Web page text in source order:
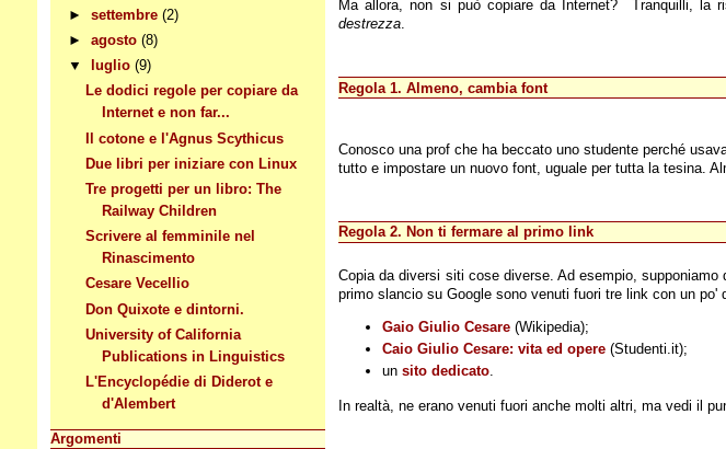
► settembre (2)
► agosto (8)
▼
luglio (9)
Le dodici regole per copiare da
Internet e non far...
Il cotone e l'Agnus Scythicus
Due libri per iniziare con Linux
Tre progetti per un libro: The
Railway Children
Scrivere al femminile nel
Rinascimento
Cesare Vecellio
Don Quixote e dintorni.
University of California
Publications in Linguistics
L'Encyclopédie di Diderot e
d'Alembert
Argomenti
Ma allora, non si può copiare da Internet? Tranquilli, la
destrezza
Regola 1. Almeno, cambia font
Conosco una prof che ha beccato uno studente perché
tutto e impostare un nuovo font, uguale per tutta la tesina.
Regola 2. Non ti fermare al primo link
Copia da diversi siti cose diverse. Ad esempio,
primo slancio su Google sono venuti fuori tre link con un po'
Gaio Giulio Cesare (Wikipedia);
Caio Giulio Cesare: vita ed opere (Studenti.it);
unsito dedicato.
In realtà, ne erano venuti fuori anche molti altri, ma vedi il